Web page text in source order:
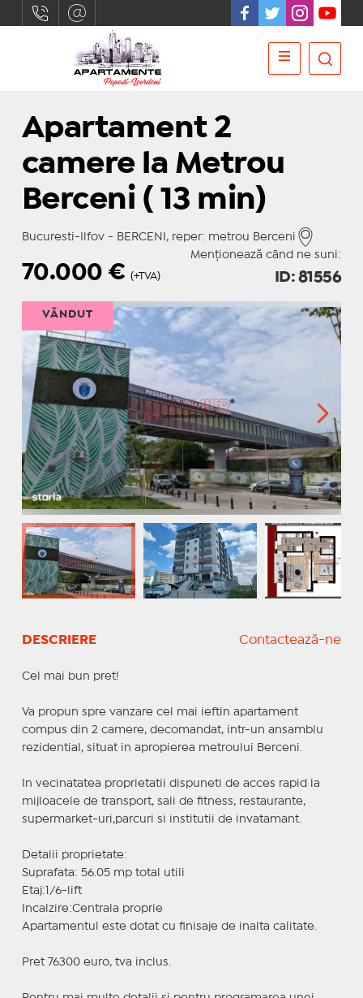
Apartament 2
camere la Metrou
Berceni ( 13 min)
Bucuresti-Ilfov - BERCENI, reper: metrou Berceni
Menționează când ne suni:
70.000€ (+TVA) ID: 81556
VÂNDUT
DESCRIERE Contactează-ne
Cel mai bun pret!
Va propun spre vanzare cel mai ieftin apartament
compus din 2 camere, decomandat, intr-un ansamblu
rezidential, situat in apropierea metroului Berceni.
In vecinatatea proprietatii dispuneti de acces rapid la
mijloacele de transport, sali de fitness, restaurante,
supermarket-uri,parcuri si institutii de invatamant.
Detalii proprietate:
Suprafata: 56.05 mp total utili
Etaj:1/6-lift
Incalzire:Centrala proprie
Apartamentul este dotat cu finisaje de inalta calitate.
Pret 76300 euro, tva inclus.